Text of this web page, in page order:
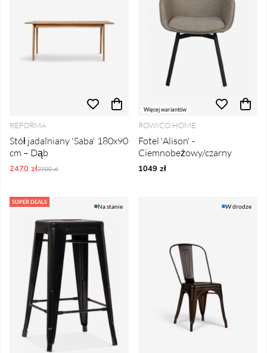
REFORMA
Stół jadalniany 'Saba' 180x90
cm – Dąb
2470 złOrdynarne ceny:
2700 zł
Więcej wariantów
ROWICO HOME
Fotel 'Alison' -
Ciemnobeżowy/czarny
1049 zł
SUPER DEALS
Na stanie W drodze